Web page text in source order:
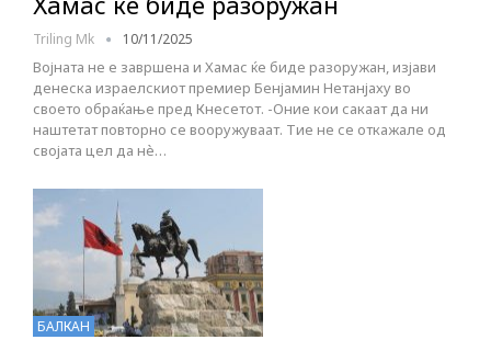
Triling Mk 10/11/2025
Војната не е завршена и Хамас ќе биде разоружан, изјави
денеска израелскиот премиер Бенјамин Нетанјаху во
своето обраќање пред Кнесетот. -Оние кои сакаат да ни
наштетат повторно се вооружуваат. Тие не се откажале од
својата цел да нè…
БАЛКАН